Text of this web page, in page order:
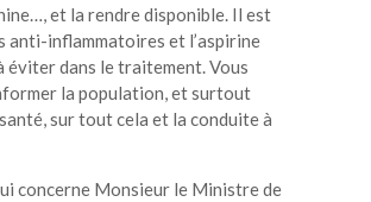
et la rendre disponible. Il est
anti-inflammatoires et l’aspirine
éviter dans le traitement. Vous
la population, et surtout
sur tout cela et la conduite à
concerne Monsieur le Ministre de